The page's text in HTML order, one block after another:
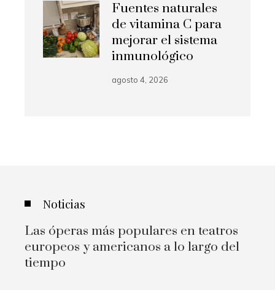
Fuentes naturales
de vitamina C para
mejorar el sistema
inmunológico
agosto 4, 2026
Noticias
Las óperas más populares en teatros
europeos y americanos a lo largo del
tiempo